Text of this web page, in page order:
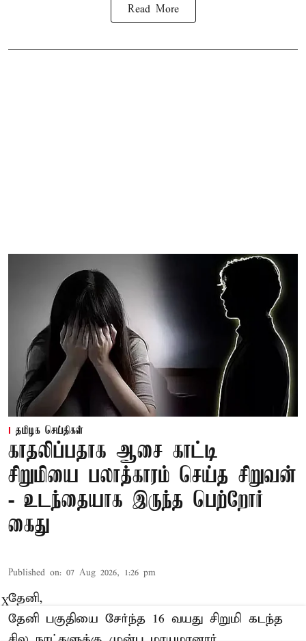
Read More
தமிழக செய்திகள்
காதலிப்பதாக ஆசை காட்டி
சிறுமியை பலாத்காரம் செய்த சிறுவன்
- உடந்தையாக இருந்த பெற்றோர்
கைது
Published on: 07 Aug 2026, 1:26 pm
தேனி,
தேனி பகுதியை சேர்ந்த 16 வயது சிறுமி கடந்த
X